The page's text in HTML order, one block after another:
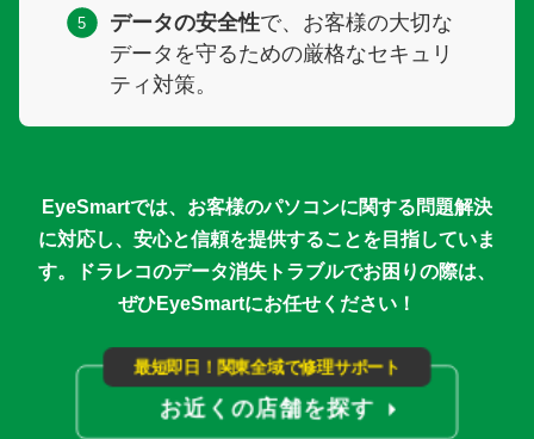
BLOG
データの安全性で、お客様の大切な
データを守るための厳格なセキュリ
ティ対策。
EyeSmartでは、お客様のパソコンに関する問題解決
に対応し、 安心と信頼を提供することを目指していま
す。
ドラレコのデータ消失トラブルでお困りの際は、
ぜひEyeSmartにお任せください！
最短即日！関東全域で修理サポート
お近くの店舗を探す